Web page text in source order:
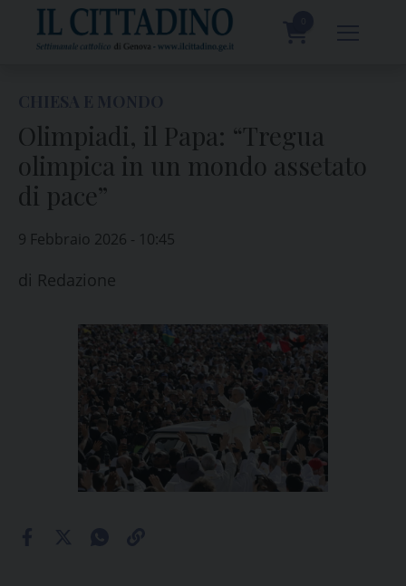
content
Olimpiadi, il Papa: “Tregua
olimpica in un mondo assetato
di pace”
9 Febbraio 2026 - 10:45
di Redazione